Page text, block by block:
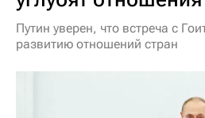
Путин уверен, что встреча с
развитию отношений стран